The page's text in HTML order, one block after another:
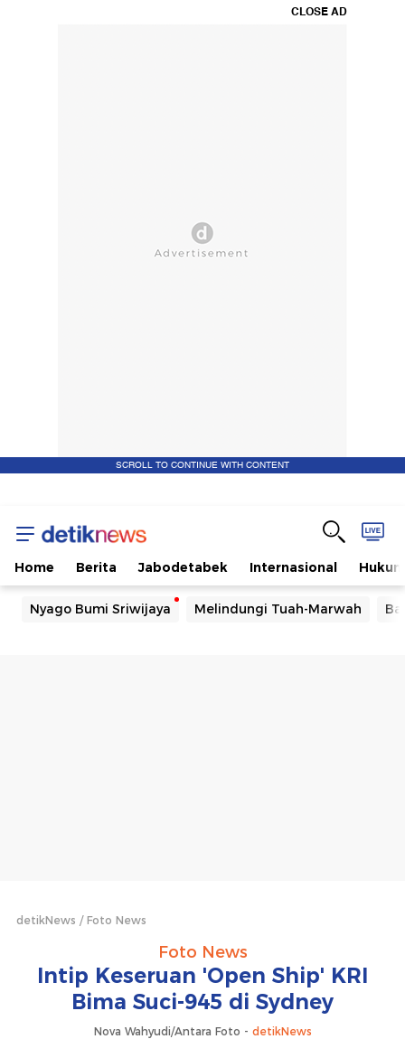
CLOSE AD
SCROLL TO CONTINUE WITH CONTENT
Home Berita Jabodetabek Internasional Hukum
Nyago Bumi Sriwijaya Melindungi Tuah-Marwah
detikNews Foto News
Foto News
Intip Keseruan 'Open Ship' KRI
Bima Suci-945 di Sydney
Nova Wahyudi/Antara Foto - detikNews